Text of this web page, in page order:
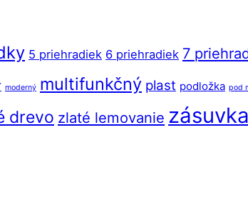
5 priehradiek 6 priehradiek 7
moderný multifunkčný plast podložka pod
drevo zlaté lemovanie zásuvka